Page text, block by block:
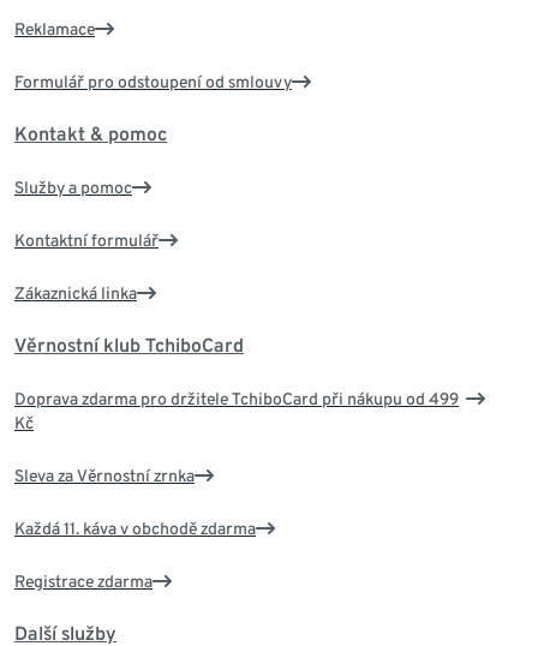
Reklamace
Formulář pro odstoupení od smlouvy
Kontakt & pomoc
Služby a pomoc
Kontaktní formulář
Zákaznická linka
Věrnostní klub TchiboCard
Doprava zdarma pro držitele TchiboCard při nákupu od 499
Kč
Sleva za Věrnostní zrnka
Každá 11. káva v obchodě zdarma
Registrace zdarma
Další služby